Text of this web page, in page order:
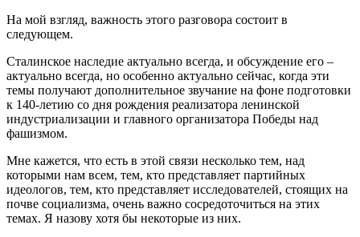
На мой взгляд, важность этого разговора состоит в
следующем.
Сталинское наследие актуально всегда, и обсуждение его –
актуально всегда, но особенно актуально сейчас, когда эти
темы получают дополнительное звучание на фоне подготовки
к 140-летию со дня рождения реализатора ленинской
индустриализации и главного организатора Победы над
фашизмом.
Мне кажется, что есть в этой связи несколько тем, над
которыми нам всем, тем, кто представляет партийных
идеологов, тем, кто представляет исследователей, стоящих на
почве социализма, очень важно сосредоточиться на этих
темах. Я назову хотя бы некоторые из них.